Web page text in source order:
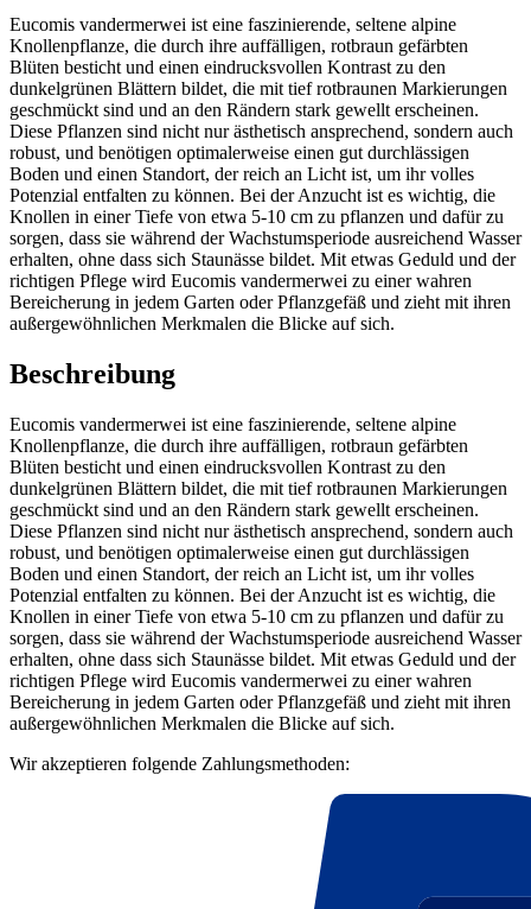
Eucomis vandermerwei ist eine faszinierende, seltene alpine
Knollenpflanze, die durch ihre auffälligen, rotbraun gefärbten
Blüten besticht und einen eindrucksvollen Kontrast zu den
dunkelgrünen Blättern bildet, die mit tief rotbraunen Markierungen
geschmückt sind und an den Rändern stark gewellt erscheinen.
Diese Pflanzen sind nicht nur ästhetisch ansprechend, sondern auch
robust, und benötigen optimalerweise einen gut durchlässigen
Boden und einen Standort, der reich an Licht ist, um ihr volles
Potenzial entfalten zu können. Bei der Anzucht ist es wichtig, die
Knollen in einer Tiefe von etwa 5-10 cm zu pflanzen und dafür zu
sorgen, dass sie während der Wachstumsperiode ausreichend Wasser
erhalten, ohne dass sich Staunässe bildet. Mit etwas Geduld und der
richtigen Pflege wird Eucomis vandermerwei zu einer wahren
Bereicherung in jedem Garten oder Pflanzgefäß und zieht mit ihren
außergewöhnlichen Merkmalen die Blicke auf sich.
Beschreibung
Eucomis vandermerwei ist eine faszinierende, seltene alpine
Knollenpflanze, die durch ihre auffälligen, rotbraun gefärbten
Blüten besticht und einen eindrucksvollen Kontrast zu den
dunkelgrünen Blättern bildet, die mit tief rotbraunen Markierungen
geschmückt sind und an den Rändern stark gewellt erscheinen.
Diese Pflanzen sind nicht nur ästhetisch ansprechend, sondern auch
robust, und benötigen optimalerweise einen gut durchlässigen
Boden und einen Standort, der reich an Licht ist, um ihr volles
Potenzial entfalten zu können. Bei der Anzucht ist es wichtig, die
Knollen in einer Tiefe von etwa 5-10 cm zu pflanzen und dafür zu
sorgen, dass sie während der Wachstumsperiode ausreichend Wasser
erhalten, ohne dass sich Staunässe bildet. Mit etwas Geduld und der
richtigen Pflege wird Eucomis vandermerwei zu einer wahren
Bereicherung in jedem Garten oder Pflanzgefäß und zieht mit ihren
außergewöhnlichen Merkmalen die Blicke auf sich.
Wir akzeptieren folgende Zahlungsmethoden: